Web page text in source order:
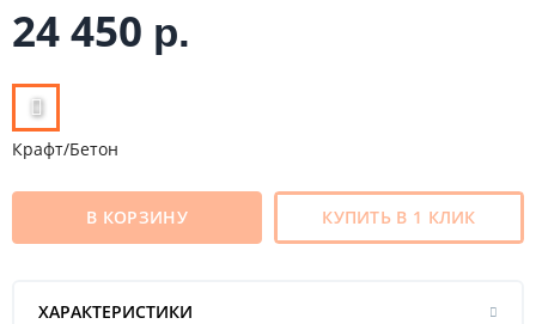
24 450 р.
Крафт/Бетон
В КОРЗИНУ КУПИТЬ В 1 КЛИК
ХАРАКТЕРИСТИКИ